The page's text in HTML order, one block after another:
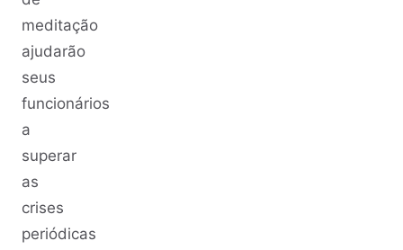
meditação
ajudarão
seus
funcionários
a
superar
as
crises
periódicas